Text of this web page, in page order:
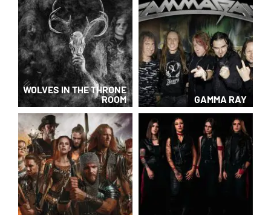
WOLVES IN THE THRONE
ROOM
GAMMA RAY